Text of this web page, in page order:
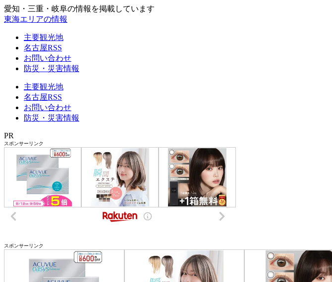
愛知・三重・岐阜の情報を掲載しています
東海エリアの情報
主要観光地
名古屋RSS
お問い合わせ
防災・災害情報
主要観光地
名古屋RSS
お問い合わせ
防災・災害情報
PR
スポンサーリンク
スポンサーリンク